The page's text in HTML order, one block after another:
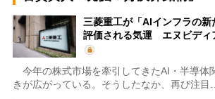
三菱重工が「AIインフラの新
評価される気運 エヌビディ
今年の株式市場を牽引してきたAI・半導体
きが広がっている。そうしたなか、再び注目